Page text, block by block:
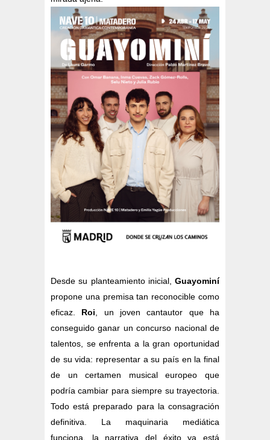
Desde su planteamiento inicial, Guayominí
propone una premisa tan reconocible como
eficaz. Roi, un joven cantautor que ha
conseguido ganar un concurso nacional de
talentos, se enfrenta a la gran oportunidad
de su vida: representar a su país en la final
de un certamen musical europeo que
podría cambiar para siempre su trayectoria.
Todo está preparado para la consagración
definitiva. La maquinaria mediática
funciona, la narrativa del éxito ya está